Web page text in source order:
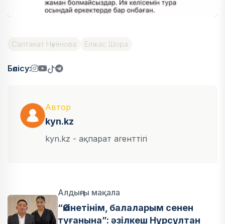
Салтанат Нүкенова Елжас Шора
Бөлісу:
Автор
kyn.kz
kyn.kz - ақпарат агенттігі
Алдыңғы мақала
“Өкінетінім, балаларым сенен
туғанына”: әзілкеш Нұрсұлтан